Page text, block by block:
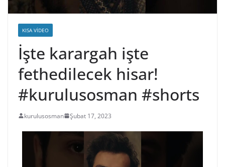
KISA VIDEO
İşte karargah işte
fethedilecek hisar!
#kurulusosman #shorts
kurulusosman Şubat 17, 2023